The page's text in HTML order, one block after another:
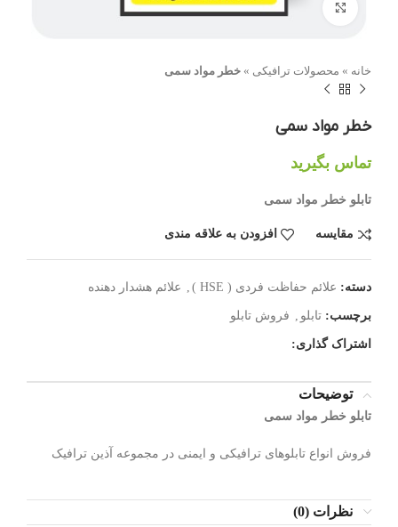
بزرگنمایی تصویر
خانه » محصولات ترافیکی » خطر مواد سمی
خطر مواد سمی
تماس بگیرید
تابلو خطر مواد سمی
مقایسه افزودن به علاقه مندی
دسته: علائم حفاظت فردی ( HSE ) علائم هشدار دهنده
برچسب: تابلو فروش تابلو
اشتراک گذاری:
توضیحات
تابلو خطر مواد سمی
فروش انواع تابلوهای ترافیکی و ایمنی در مجموعه آذین ترافیک
نظرات (0)